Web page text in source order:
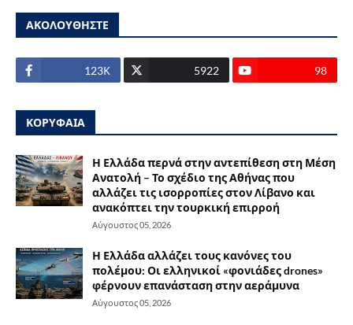
ΑΚΟΛΟΥΘΗΣΤΕ
123Κ 5922 98
ΚΟΡΥΦΑΙΑ
Η Ελλάδα περνά στην αντεπίθεση στη Μέση
Ανατολή – Το σχέδιο της Αθήνας που
αλλάζει τις ισορροπίες στον Λίβανο και
ανακόπτει την τουρκική επιρροή
Αύγουστος 05, 2026
Η Ελλάδα αλλάζει τους κανόνες του
πολέμου: Οι ελληνικοί «φονιάδες drones»
φέρνουν επανάσταση στην αεράμυνα
Αύγουστος 05, 2026